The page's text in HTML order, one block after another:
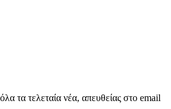
τα τελεταία νέα, απευθείας στο email